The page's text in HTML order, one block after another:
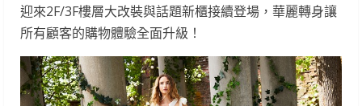
迎來2F/3F樓層大改裝與話題新櫃接續登場，華麗轉身讓
所有顧客的購物體驗全面升級！